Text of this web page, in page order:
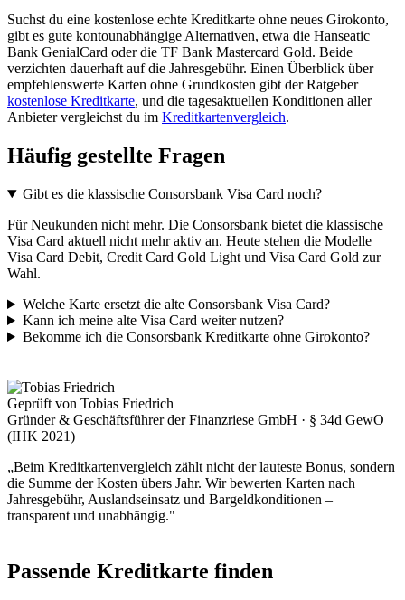
Suchst du eine kostenlose echte Kreditkarte ohne neues Girokonto,
gibt es gute kontounabhängige Alternativen, etwa die Hanseatic
Bank GenialCard oder die TF Bank Mastercard Gold. Beide
verzichten dauerhaft auf die Jahresgebühr. Einen Überblick über
empfehlenswerte Karten ohne Grundkosten gibt der Ratgeber
kostenlose Kreditkarte, und die tagesaktuellen Konditionen aller
Anbieter vergleichst du im Kreditkartenvergleich.
Häufig gestellte Fragen
Gibt es die klassische Consorsbank Visa Card noch?
Für Neukunden nicht mehr. Die Consorsbank bietet die klassische
Visa Card aktuell nicht mehr aktiv an. Heute stehen die Modelle
Visa Card Debit, Credit Card Gold Light und Visa Card Gold zur
Wahl.
Welche Karte ersetzt die alte Consorsbank Visa Card?
Kann ich meine alte Visa Card weiter nutzen?
Bekomme ich die Consorsbank Kreditkarte ohne Girokonto?
Geprüft von Tobias Friedrich
Gründer & Geschäftsführer der Finanzriese GmbH · § 34d GewO
(IHK 2021)
„Beim Kreditkartenvergleich zählt nicht der lauteste Bonus, sondern
die Summe der Kosten übers Jahr. Wir bewerten Karten nach
Jahresgebühr, Auslandseinsatz und Bargeldkonditionen –
transparent und unabhängig."
Passende Kreditkarte finden